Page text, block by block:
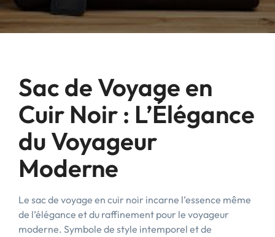
Sac de Voyage en
Cuir Noir : L’Élégance
du Voyageur
Moderne
Le sac de voyage en cuir noir incarne l’essence même
de l’élégance et du raffinement pour le voyageur
moderne. Symbole de style intemporel et de